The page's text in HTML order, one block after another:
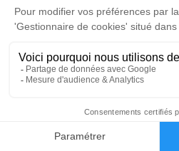
Faire-part
Cérémonie civile
Cimetière de Saint Andiol
route de Molleges